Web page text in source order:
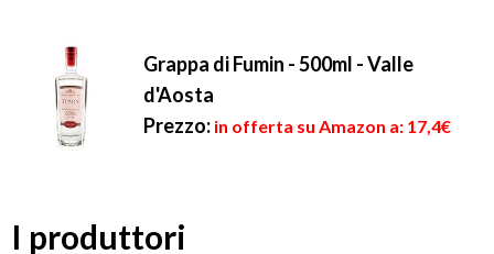
Grappa di Fumin - 500ml - Valle
d'Aosta
Prezzo: in offerta su Amazon a: 17,4€
I produttori